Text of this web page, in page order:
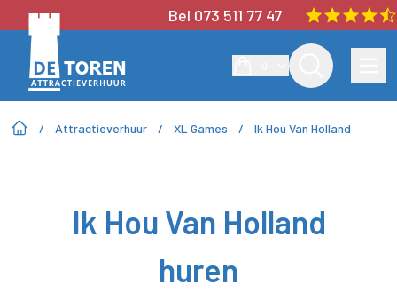
Bel 073 511 77 47
/ Attractieverhuur / XL Games / Ik Hou Van Holland
Ik Hou Van Holland
huren